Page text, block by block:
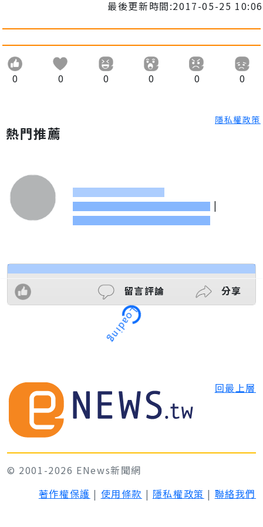
最後更新時間:2017-05-25 10:06
0 0 0 0 0 0
隱私權政策
熱門推薦
|
留言評論 分享
Loading
回最上層
© 2001-2026 ENews新聞網
著作權保護 | 使用條款 | 隱私權政策 | 聯絡我們